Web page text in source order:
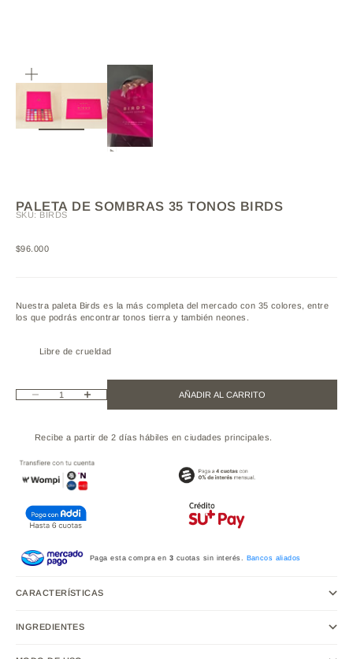
PALETA DE SOMBRAS 35 TONOS BIRDS
SKU: BIRDS
Precio de oferta
$96.000
Nuestra paleta Birds es la más completa del mercado con 35 colores, entre
los que podrás encontrar tonos tierra y también neones.
Libre de crueldad
Reducir cantidadAumentar cantidad AÑADIR AL CARRITO
Recibe a partir de 2 días hábiles en ciudades principales.
Paga esta compra en 3 cuotas sin interés. Bancos aliados
CARACTERÍSTICAS
INGREDIENTES